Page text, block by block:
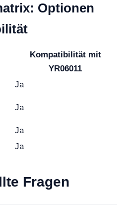
Optionen
Kompatibilität mit
YR06011
Ja
Ja
Ja
Ja
Fragen